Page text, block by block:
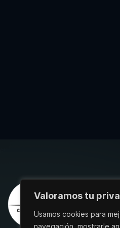
Valoramos tu
Usamos cookies para
navegación, mostrarle